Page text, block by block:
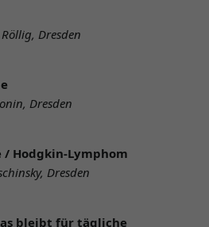
Dresden
Dresden
Hodgkin-Lymphom
Dresden
bleibt für tägliche